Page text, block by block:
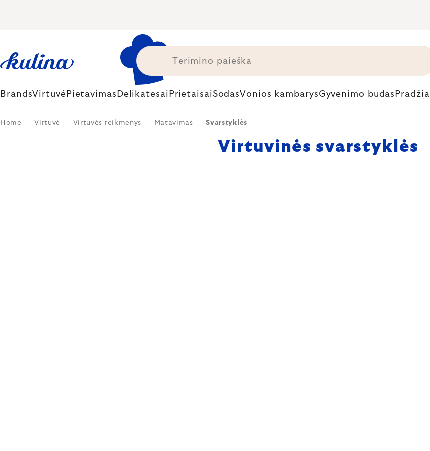
BrandsVirtuvė Pietavimas Delikatesai PrietaisaiSodasVonios kambarysGyvenimo būdas Pradžia
Home Virtuvė Virtuvės reikmenys Matavimas Svarstyklės
Virtuvinės svarstyklės